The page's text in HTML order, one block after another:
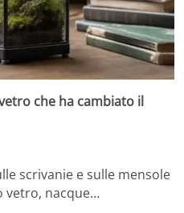
che ha cambiato il
scrivanie e sulle mensole
vetro, nacque…